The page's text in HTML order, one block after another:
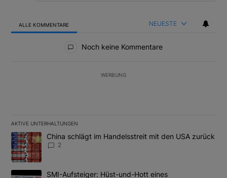
ALLE KOMMENTARE NEUESTE
Noch keine Kommentare
WERBUNG
AKTIVE UNTERHALTUNGEN
Das Folgende ist eine Liste der am meisten kommentierten
Ein Trendartikel mit dem Titel "China schlägt im Handelsstreit
China schlägt im Handelsstreit mit den USA zurück
2
Ein Trendartikel mit dem Titel "SMI-Aufsteiger: Hüst-und-Hott
SMI-Aufsteiger: Hüst-und-Hott eines